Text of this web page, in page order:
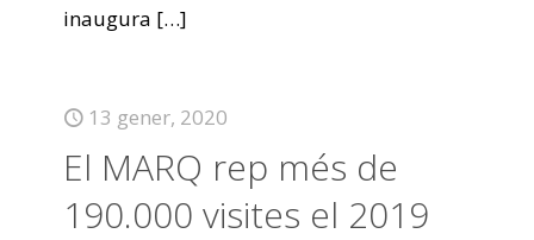
inaugura […]
13 gener, 2020
El MARQ rep més de
190.000 visites el 2019